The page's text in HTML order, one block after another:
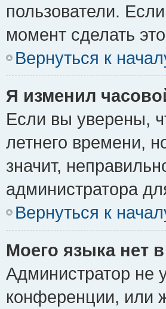
пользователи.
момент сделать
Вернуться к
Я изменил
Если вы уверены,
летнего времени,
значит,
администратора
Вернуться к
Моего языка нет
Администратор не
конференции, или